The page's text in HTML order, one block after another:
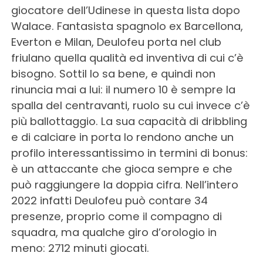
giocatore dell’Udinese in questa lista dopo
Walace. Fantasista spagnolo ex Barcellona,
Everton e Milan, Deulofeu porta nel club
friulano quella qualità ed inventiva di cui c’è
bisogno. Sottil lo sa bene, e quindi non
rinuncia mai a lui: il numero 10 è sempre la
spalla del centravanti, ruolo su cui invece c’è
più ballottaggio. La sua capacità di dribbling
e di calciare in porta lo rendono anche un
profilo interessantissimo in termini di bonus:
è un attaccante che gioca sempre e che
può raggiungere la doppia cifra. Nell’intero
2022 infatti Deulofeu può contare 34
presenze, proprio come il compagno di
squadra, ma qualche giro d’orologio in
meno: 2712 minuti giocati.